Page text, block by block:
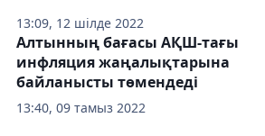
13:09, 12 шілде 2022
13:40, 09 тамыз 2022
Алтынның бағасы АҚШ-тағы
инфляция жаңалықтарына
байланысты төмендеді